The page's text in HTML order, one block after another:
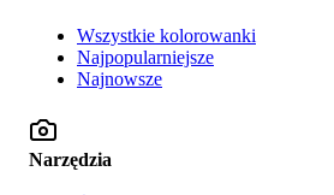
Wszystkie kolorowanki
Najpopularniejsze
Najnowsze
Narzędzia